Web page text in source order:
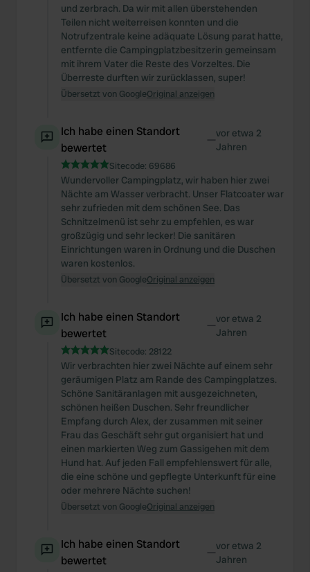
und zerbrach. Da wir mit allen überstehenden
Teilen nicht weiterreisen konnten und die
Notrufzentrale keine adäquate Lösung parat hatte,
entfernte die Campingplatzbesitzerin gemeinsam
mit ihrem Vater die Reste des Vorzeltes. Die
Überreste durften wir zurücklassen, super!
Übersetzt von GoogleOriginal anzeigen
Ich habe einen Standort
bewertet
—vor etwa 2
Jahren
Sitecode: 69686
Wundervoller Campingplatz, wir haben hier zwei
Nächte am Wasser verbracht. Unser Flatcoater war
sehr zufrieden mit dem schönen See. Das
Schnitzelmenü ist sehr zu empfehlen, es war
großzügig und sehr lecker! Die sanitären
Einrichtungen waren in Ordnung und die Duschen
waren kostenlos.
Übersetzt von GoogleOriginal anzeigen
Ich habe einen Standort
bewertet
—vor etwa 2
Jahren
Sitecode: 28122
Wir verbrachten hier zwei Nächte auf einem sehr
geräumigen Platz am Rande des Campingplatzes.
Schöne Sanitäranlagen mit ausgezeichneten,
schönen heißen Duschen. Sehr freundlicher
Empfang durch Alex, der zusammen mit seiner
Frau das Geschäft sehr gut organisiert hat und
einen markierten Weg zum Gassigehen mit dem
Hund hat. Auf jeden Fall empfehlenswert für alle,
die eine schöne und gepflegte Unterkunft für eine
oder mehrere Nächte suchen!
Übersetzt von GoogleOriginal anzeigen
Ich habe einen Standort
bewertet
—vor etwa 2
Jahren